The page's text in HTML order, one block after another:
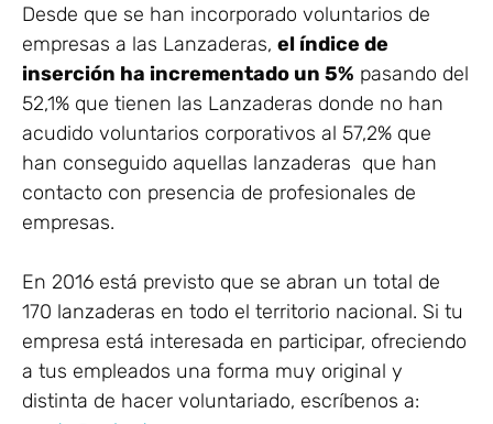
Desde que se han incorporado voluntarios de
empresas a las Lanzaderas, el índice de
inserción ha incrementado un 5% pasando del
52,1% que tienen las Lanzaderas donde no han
acudido voluntarios corporativos al 57,2% que
han conseguido aquellas lanzaderas que han
contacto con presencia de profesionales de
empresas.
En 2016 está previsto que se abran un total de
170 lanzaderas en todo el territorio nacional. Si tu
empresa está interesada en participar, ofreciendo
a tus empleados una forma muy original y
distinta de hacer voluntariado, escríbenos a: